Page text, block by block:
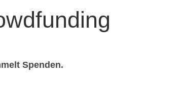
Spenden.